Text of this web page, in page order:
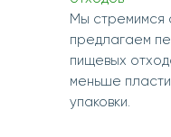
Мы стремимся
предлагаем
пищевых
меньше
упаковки.